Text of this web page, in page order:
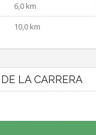
6,0 km
10,0 km
LA CARRERA